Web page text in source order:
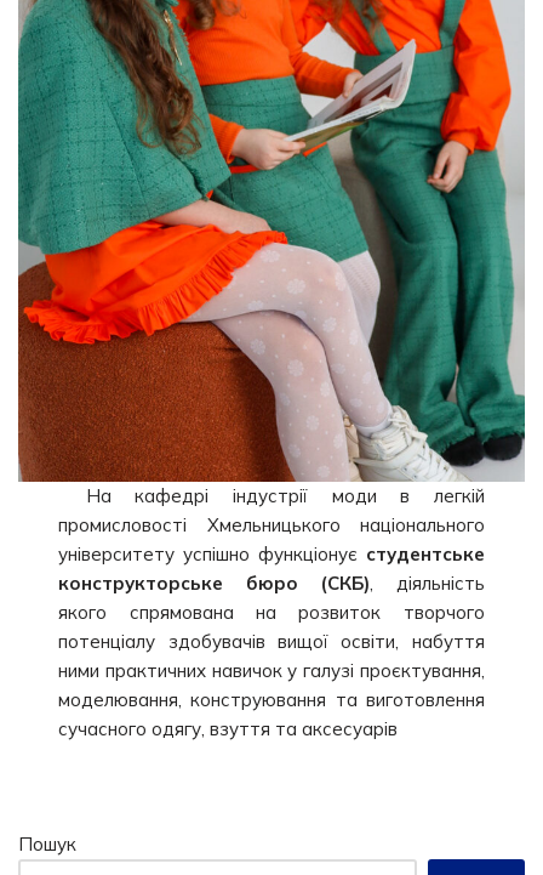
На кафедрі індустрії моди в легкій
промисловості Хмельницького національного
університету успішно функціонує студентське
конструкторське бюро (СКБ) , діяльність
якого спрямована на розвиток творчого
потенціалу здобувачів вищої освіти, набуття
ними практичних навичок у галузі проєктування,
моделювання, конструювання та виготовлення
сучасного одягу, взуття та аксесуарів
Пошук